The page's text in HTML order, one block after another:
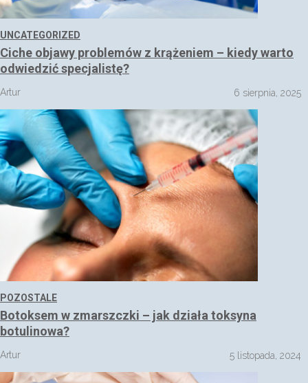
UNCATEGORIZED
Ciche objawy problemów z krążeniem – kiedy warto
odwiedzić specjalistę?
Artur 6 sierpnia, 2025
POZOSTALE
Botoksem w zmarszczki – jak działa toksyna
botulinowa?
Artur 5 listopada, 2024